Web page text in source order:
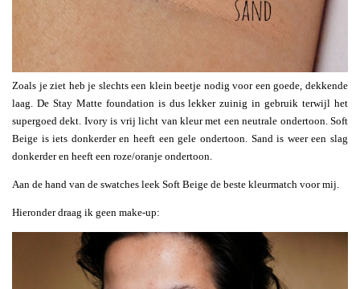
Zoals je ziet heb je slechts een klein beetje nodig voor een goede, dekkende
laag. De Stay Matte foundation is dus lekker zuinig in gebruik terwijl het
supergoed dekt. Ivory is vrij licht van kleur met een neutrale ondertoon. Soft
Beige is iets donkerder en heeft een gele ondertoon. Sand is weer een slag
donkerder en heeft een roze/oranje ondertoon.
Aan de hand van de swatches leek Soft Beige de beste kleurmatch voor mij.
Hieronder draag ik geen make-up: